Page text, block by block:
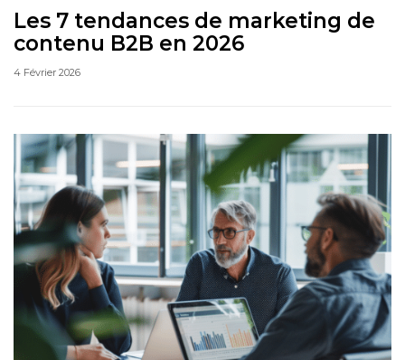
Les 7 tendances de marketing de
contenu B2B en 2026
4 Février 2026